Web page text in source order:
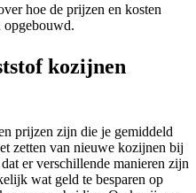
hoe de prijzen en kosten
kozijnen
prijzen zijn die je gemiddeld
zetten van nieuwe kozijnen bij
er verschillende manieren zijn
wat geld te besparen op